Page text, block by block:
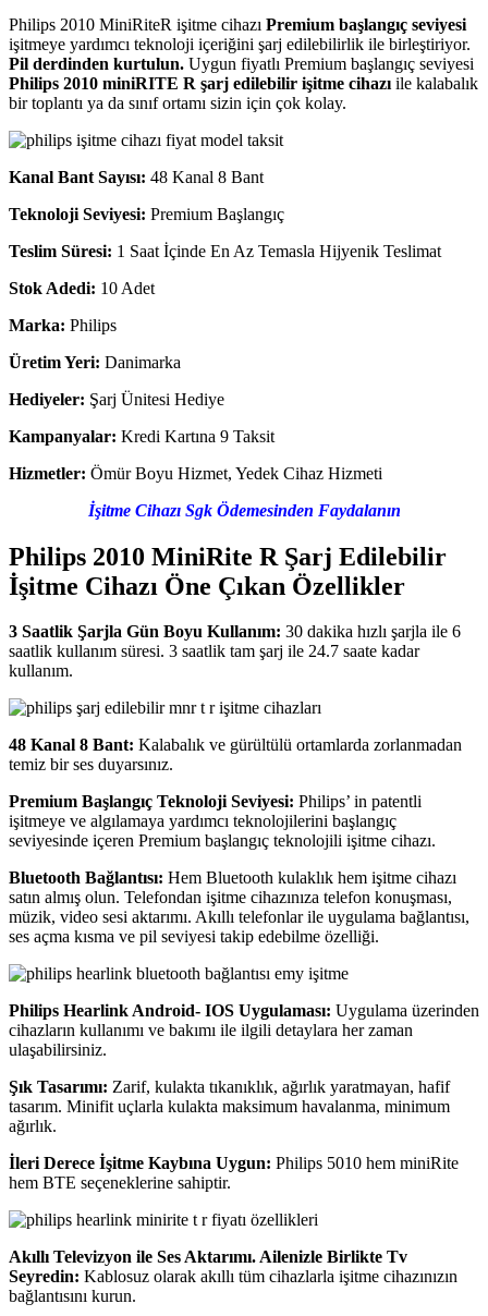
Philips 2010 MiniRiteR işitme cihazı Premium başlangıç seviyesi
işitmeye yardımcı teknoloji içeriğini şarj edilebilirlik ile birleştiriyor.
Pil derdinden kurtulun. Uygun fiyatlı Premium başlangıç seviyesi
Philips 2010 miniRITE R şarj edilebilir işitme cihazı ile kalabalık
bir toplantı ya da sınıf ortamı sizin için çok kolay.
Kanal Bant Sayısı: 48 Kanal 8 Bant
Teknoloji Seviyesi: Premium Başlangıç
Teslim Süresi: 1 Saat İçinde En Az Temasla Hijyenik Teslimat
Stok Adedi: 10 Adet
Marka: Philips
Üretim Yeri: Danimarka
Hediyeler: Şarj Ünitesi Hediye
Kampanyalar: Kredi Kartına 9 Taksit
Hizmetler: Ömür Boyu Hizmet, Yedek Cihaz Hizmeti
İşitme Cihazı Sgk Ödemesinden Faydalanın
Philips 2010 MiniRite R Şarj Edilebilir
İşitme Cihazı Öne Çıkan Özellikler
3 Saatlik Şarjla Gün Boyu Kullanım: 30 dakika hızlı şarjla ile 6
saatlik kullanım süresi. 3 saatlik tam şarj ile 24.7 saate kadar
kullanım.
48 Kanal 8 Bant: Kalabalık ve gürültülü ortamlarda zorlanmadan
temiz bir ses duyarsınız.
Premium Başlangıç Teknoloji Seviyesi: Philips’ in patentli
işitmeye ve algılamaya yardımcı teknolojilerini başlangıç
seviyesinde içeren Premium başlangıç teknolojili işitme cihazı.
Bluetooth Bağlantısı: Hem Bluetooth kulaklık hem işitme cihazı
satın almış olun. Telefondan işitme cihazınıza telefon konuşması,
müzik, video sesi aktarımı. Akıllı telefonlar ile uygulama bağlantısı,
ses açma kısma ve pil seviyesi takip edebilme özelliği.
Philips Hearlink Android- IOS Uygulaması: Uygulama üzerinden
cihazların kullanımı ve bakımı ile ilgili detaylara her zaman
ulaşabilirsiniz.
Şık Tasarımı: Zarif, kulakta tıkanıklık, ağırlık yaratmayan, hafif
tasarım. Minifit uçlarla kulakta maksimum havalanma, minimum
ağırlık.
İleri Derece İşitme Kaybına Uygun: Philips 5010 hem miniRite
hem BTE seçeneklerine sahiptir.
Akıllı Televizyon ile Ses Aktarımı. Ailenizle Birlikte Tv
Seyredin: Kablosuz olarak akıllı tüm cihazlarla işitme cihazınızın
bağlantısını kurun.